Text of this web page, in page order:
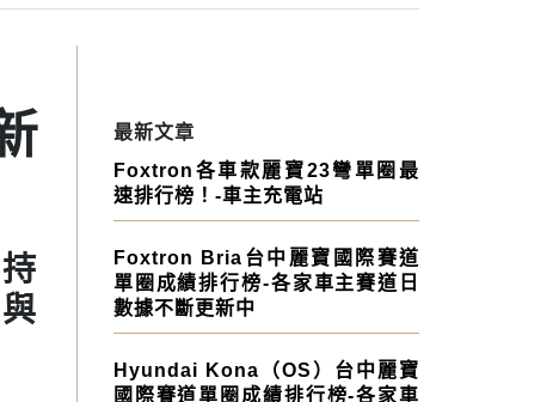
最新文章
Foxtron各車款麗寶23彎單圈最
速排行榜！-車主充電站
Foxtron Bria台中麗寶國際賽道
單圈成績排行榜-各家車主賽道日
數據不斷更新中
Hyundai Kona（OS）台中麗寶
國際賽道單圈成績排行榜-各家車